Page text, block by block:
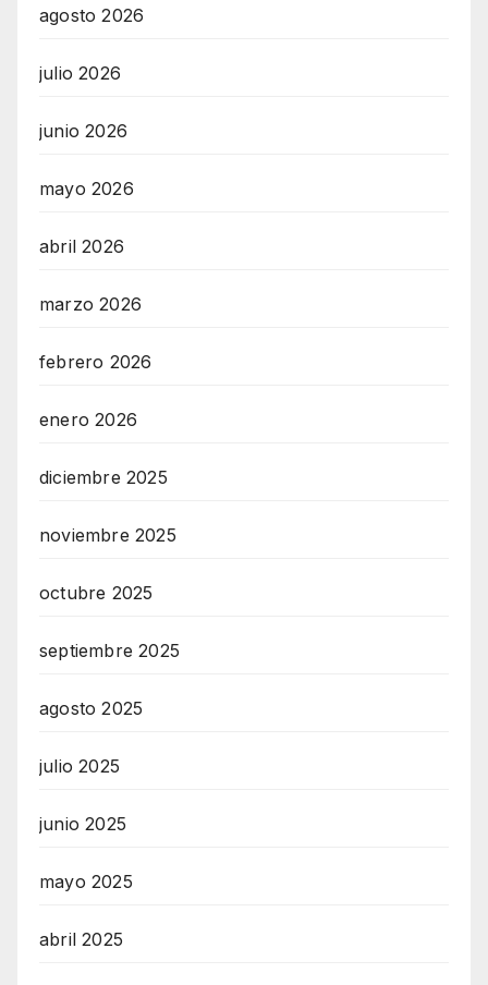
agosto 2026
julio 2026
junio 2026
mayo 2026
abril 2026
marzo 2026
febrero 2026
enero 2026
diciembre 2025
noviembre 2025
octubre 2025
septiembre 2025
agosto 2025
julio 2025
junio 2025
mayo 2025
abril 2025